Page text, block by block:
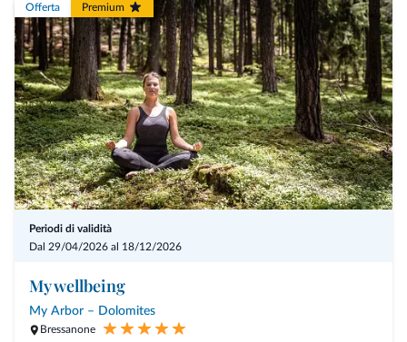
Offerta Premium
Periodi di validità
Dal 29/04/2026 al 18/12/2026
My wellbeing
My Arbor – Dolomites
Bressanone